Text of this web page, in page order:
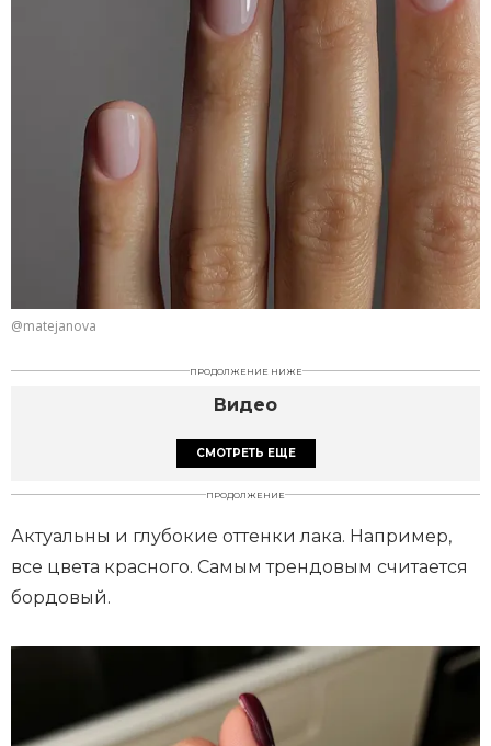
@matejanova
ПРОДОЛЖЕНИЕ НИЖЕ
Видео
СМОТРЕТЬ ЕЩЕ
ПРОДОЛЖЕНИЕ
Актуальны и глубокие оттенки лака. Например,
все цвета красного. Самым трендовым считается
бордовый.